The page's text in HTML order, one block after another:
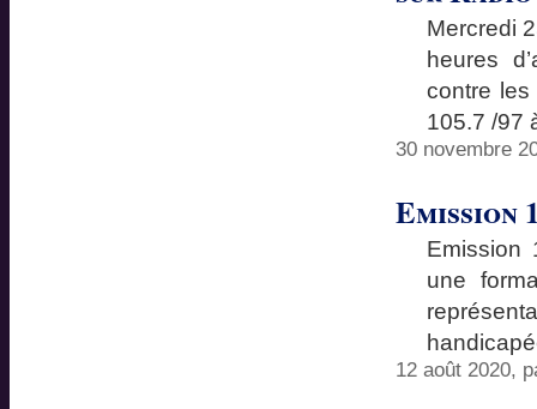
Mercredi
heures
contre
105.7 /97
30 novembre
Emission
Emission
une
12 août 2020,